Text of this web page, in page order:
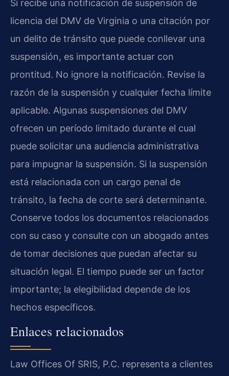
Si recibe una notificación de suspensión de
licencia del DMV de Virginia o una citación por
un delito de tránsito que puede conllevar una
suspensión, es importante actuar con
prontitud. No ignore la notificación. Revise la
razón de la suspensión y cualquier fecha límite
aplicable. Algunas suspensiones del DMV
ofrecen un período limitado durante el cual
puede solicitar una audiencia administrativa
para impugnar la suspensión. Si la suspensión
está relacionada con un cargo penal de
tránsito, la fecha de corte será determinante.
Conserve todos los documentos relacionados
con su caso y consulte con un abogado antes
de tomar decisiones que puedan afectar su
situación legal. El tiempo puede ser un factor
importante; la elegibilidad depende de los
hechos específicos.
Enlaces relacionados
Law Offices Of SRIS, P.C. representa a clientes